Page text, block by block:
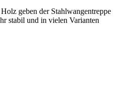
geben der Stahlwangentreppe
stabil und in vielen Varianten